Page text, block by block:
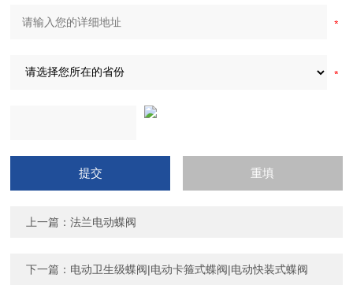
上一篇：法兰电动蝶阀
下一篇： 电动卫生级蝶阀|电动卡箍式蝶阀|电动快装式蝶阀